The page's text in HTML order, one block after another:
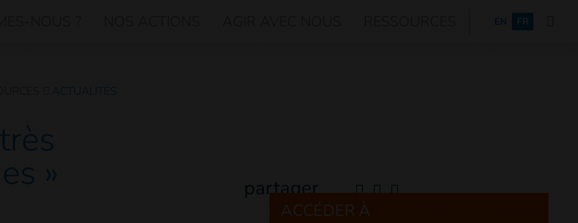
ENGLISH
EN FR
ACTUALITÉS
» partager
ACCÉDER À